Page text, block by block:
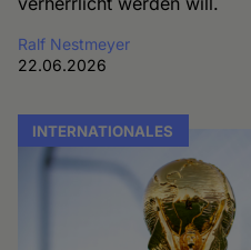
Ralf Nestmeyer
22.06.2026
INTERNATIONALES